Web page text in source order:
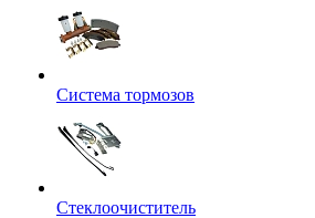
Система тормозов
Стеклоочиститель